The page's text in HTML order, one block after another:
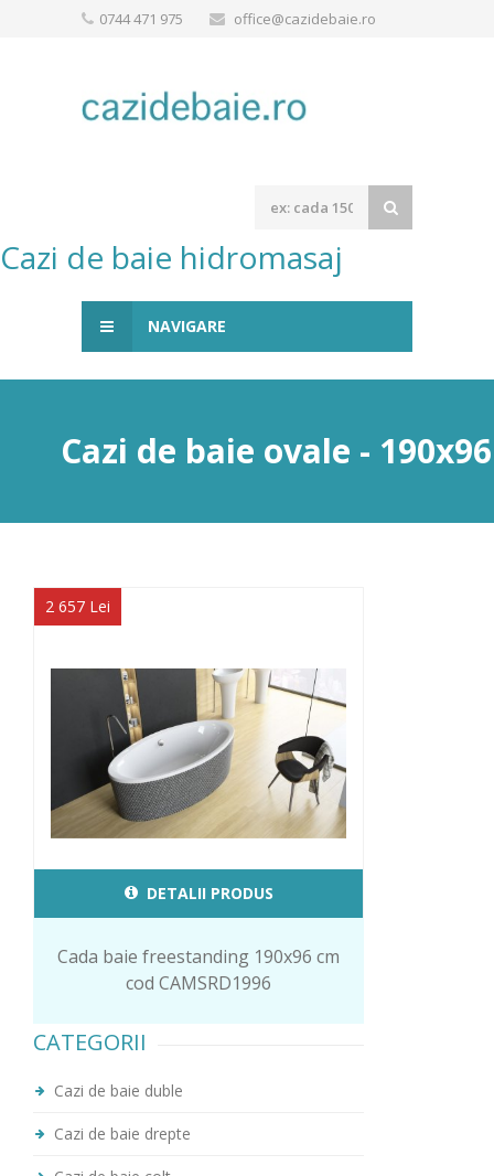
0744 471 975 office@cazidebaie.ro
Cazi de baie hidromasaj
NAVIGARE
Cazi de baie ovale -
2 657 Lei
DETALII PRODUS
Cada baie freestanding 190x96 cm
cod CAMSRD1996
CATEGORII
Cazi de baie duble
Cazi de baie drepte